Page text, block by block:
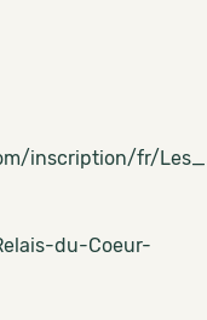
inscription/fr/
du-Coeur-